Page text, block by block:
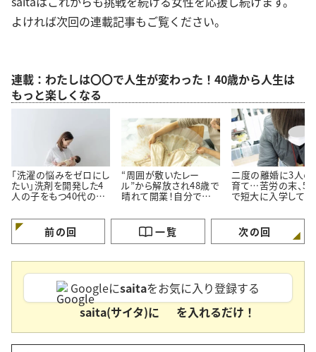
よければ次回の連載記事もご覧ください。
連載：わたしは〇〇で人生が変わった！40歳から人生は
もっと楽しくなる
「洗濯の悩みをゼロにし
たい」洗剤を開発した4
人の子をもつ40代のマ
き方”
“周囲が敷いたレー
ル”から解放され48歳で
晴れて開業！自分で考え
二度の離婚に3人の
育て…苦労の末、50
で短大に入学して
を掴む」秘訣とは
前の回 一覧 次の回
Googleにsaitaをお気に入り登録する
saita(サイタ)に
を入れるだけ！